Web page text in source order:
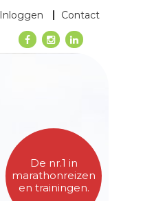
Inloggen Contact
De nr.1 in
marathonreizen
en trainingen.